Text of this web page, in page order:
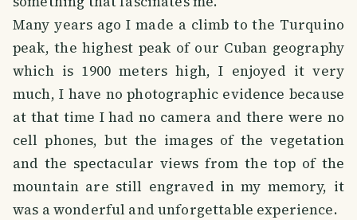
Many years ago I made a climb to the Turquino
peak, the highest peak of our Cuban geography
which is 1900 meters high, I enjoyed it very
much, I have no photographic evidence because
at that time I had no camera and there were no
cell phones, but the images of the vegetation
and the spectacular views from the top of the
mountain are still engraved in my memory, it
was a wonderful and unforgettable experience.